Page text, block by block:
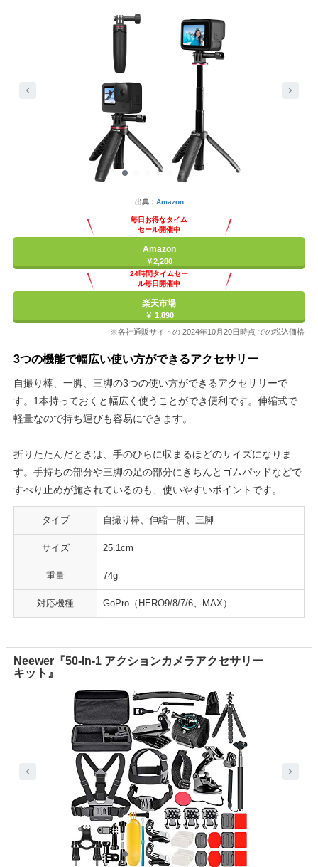
出典： Amazon
毎日お得なタイム
セール開催中
Amazon
￥2,280
24時間タイムセー
ル毎日開催中
楽天市場
￥ 1,890
※各社通販サイトの 2024年10月20日時点 での税込価格
3つの機能で幅広い使い方ができるアクセサリー
自撮り棒、一脚、三脚の3つの使い方ができるアクセサリーで
す。1本持っておくと幅広く使うことができ便利です。伸縮式で
軽量なので持ち運びも容易にできます。
折りたたんだときは、手のひらに収まるほどのサイズになりま
す。手持ちの部分や三脚の足の部分にきちんとゴムパッドなどで
すべり止めが施されているのも、使いやすいポイントです。
タイプ 自撮り棒、伸縮一脚、三脚
サイズ 25.1cm
重量 74g
対応機種 GoPro（HERO9/8/7/6、MAX）
Neewer『50-In-1 アクションカメラアクセサリー
キット』